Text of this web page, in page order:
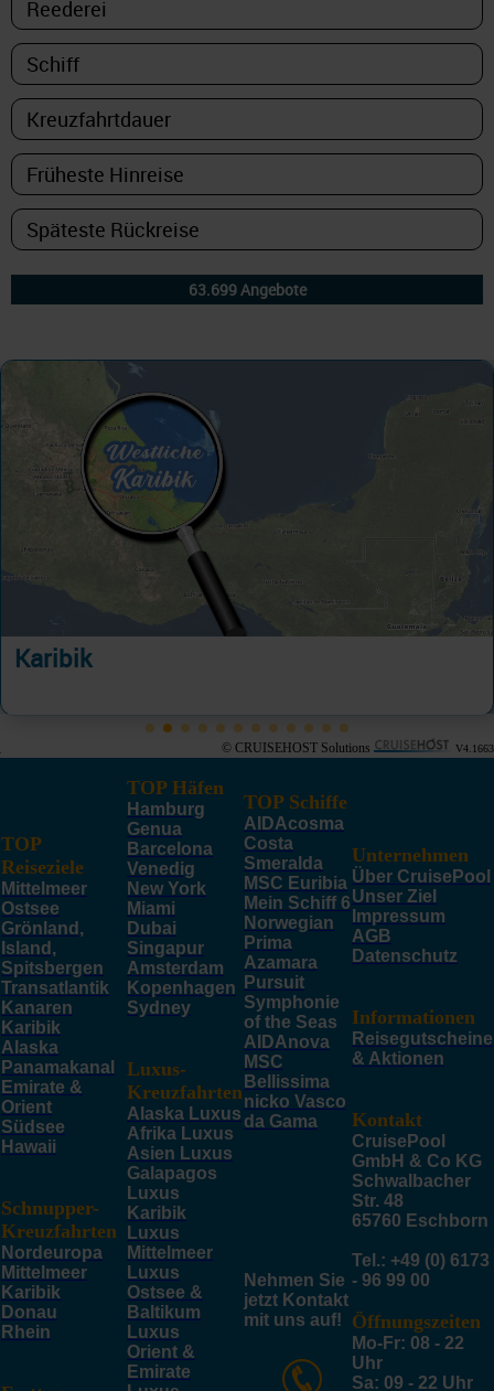
Karibik
© CRUISEHOST Solutions V4.1663
TOP
Reiseziele
Mittelmeer
Ostsee
Grönland,
Island,
Spitsbergen
Transatlantik
Kanaren
Karibik
Alaska
Panamakanal
Emirate &
Orient
Südsee
Hawaii
Schnupper-
Kreuzfahrten
Nordeuropa
Mittelmeer
Karibik
Donau
Rhein
TOP Häfen
Hamburg
Genua
Barcelona
Venedig
New York
Miami
Dubai
Singapur
Amsterdam
Kopenhagen
Sydney
Luxus-
Kreuzfahrten
Alaska Luxus
Afrika Luxus
Asien Luxus
Galapagos
Luxus
Karibik
Luxus
Mittelmeer
Luxus
Ostsee &
Baltikum
Luxus
Orient &
Emirate
TOP Schiffe
AIDAcosma
Costa
Smeralda
MSC Euribia
Mein Schiff 6
Norwegian
Prima
Azamara
Pursuit
Symphonie
of the Seas
AIDAnova
MSC
Bellissima
nicko Vasco
da Gama
Nehmen Sie
jetzt Kontakt
mit uns auf!
Unternehmen
Über CruisePool
Unser Ziel
Impressum
AGB
Datenschutz
Informationen
Reisegutscheine
& Aktionen
Kontakt
CruisePool
GmbH & Co KG
Schwalbacher
Str. 48
65760 Eschborn
Tel.: +49 (0) 6173
- 96 99 00
Öffnungszeiten
Mo-Fr: 08 - 22
Uhr
Sa: 09 - 22 Uhr